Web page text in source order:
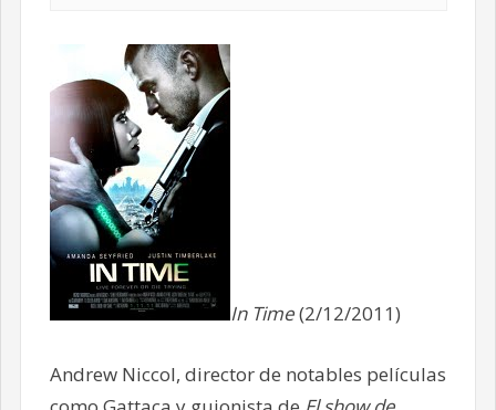
In Time(2/12/2011)
Andrew Niccol, director de notables películas